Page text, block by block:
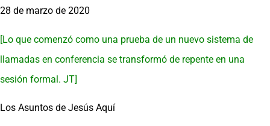
28 de marzo de 2020
[Lo que comenzó como una prueba de un nuevo sistema de
llamadas en conferencia se transformó de repente en una
sesión formal. JT]
Los Asuntos de Jesús Aquí